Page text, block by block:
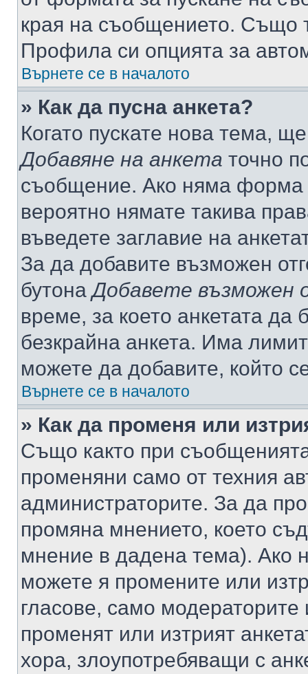
края на съобщението. Също
Профила си опцията за
Върнете се в началото
» Как да пусна анкета?
Когато пускате нова тема,
Добавяне на анкета точно
съобщение. Ако няма форма
вероятно нямате такива
въведете заглавие на
За да добавите възможен
бутонаДобавете възможен
време, за което анкетата да
безкрайна анкета. Има
можете да добавите, който
Върнете се в началото
» Как да променя или
Също както при
променяни само от техния
администраторите. За да
промяна мнението, което
мнение в дадена тема). Ако
можете я промените или
гласове, само
променят или изтрият
хора, злоупотребяващи с